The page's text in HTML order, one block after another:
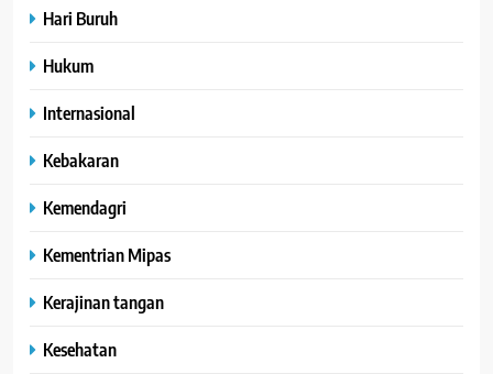
Hari Buruh
Hukum
Internasional
Kebakaran
Kemendagri
Kementrian Mipas
Kerajinan tangan
Kesehatan